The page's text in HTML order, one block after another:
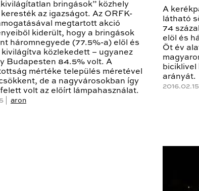
bringások” közhely
az igazságot. Az ORFK-
megtartott akció
kiderült, hogy a bringások
háromnegyede (77.5%-a) elől és
kivilágítva közlekedett – ugyanez
Budapesten 84.5% volt. A
mértéke település méretével
de a nagyvárosokban így
volt az előírt lámpahasználat.
| aron
A
látható
74
elöl és
Öt év
biciklivel
arányát.